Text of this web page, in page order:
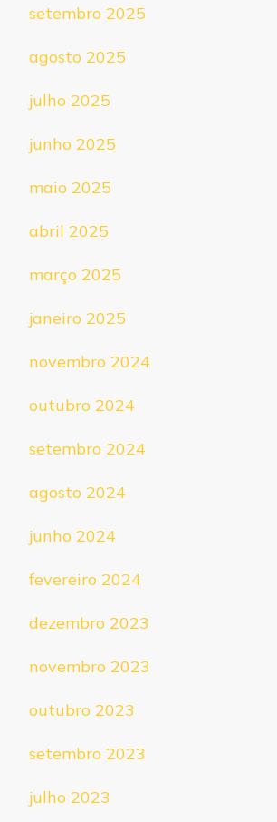
setembro 2025
agosto 2025
julho 2025
junho 2025
maio 2025
abril 2025
março 2025
janeiro 2025
novembro 2024
outubro 2024
setembro 2024
agosto 2024
junho 2024
fevereiro 2024
dezembro 2023
novembro 2023
outubro 2023
setembro 2023
julho 2023